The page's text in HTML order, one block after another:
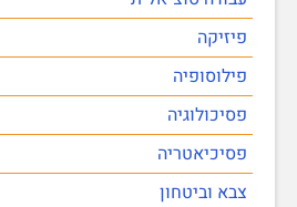
פיזיקה
פילוסופיה
פסיכולוגיה
פסיכיאטריה
צבא וביטחון